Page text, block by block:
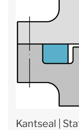
Kantseal |